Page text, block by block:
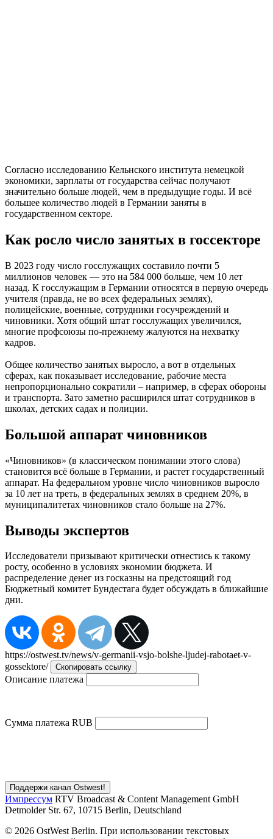
Согласно исследованию Кельнского института немецкой
экономики, зарплаты от государства сейчас получают
значительно больше людей, чем в предыдущие годы. И всё
большее количество людей в Германии заняты в
государственном секторе.
Как росло число занятых в госсекторе
В 2023 году число госслужащих составило почти 5
миллионов человек — это на 584 000 больше, чем 10 лет
назад. К госслужащим в Германии относятся в первую очередь
учителя (правда, не во всех федеральных землях),
полицейские, военные, сотрудники госучреждений и
чиновники. Хотя общий штат госслужащих увеличился,
многие профсоюзы по-прежнему жалуются на нехватку
кадров.
Общее количество занятых выросло, а вот в отдельных
сферах, как показывает исследование, рабочие места
непропорционально сократили – например, в сферах обороны
и транспорта. Зато заметно расширился штат сотрудников в
школах, детских садах и полиции.
Большой аппарат чиновников
«Чиновников» (в классическом понимании этого слова)
становится всё больше в Германии, и растет государственный
аппарат. На федеральном уровне число чиновников выросло
за 10 лет на треть, в федеральных землях в среднем 20%, в
муниципалитетах чиновников стало больше на 27%.
Выводы экспертов
Исследователи призывают критически отнестись к такому
росту, особенно в условиях экономии бюджета. И
распределение денег из госказны на предстоящий год
Бюджетный комитет Бундестага будет обсуждать в ближайшие
дни.
https://ostwest.tv/news/v-germanii-vsjo-bolshe-ljudej-rabotaet-v-
gossektore/
Скопировать ссылку
Описание платежа
Сумма платежа RUB
Импрессум RTV Broadcast & Content Management GmbH
Detmolder Str. 67, 10715 Berlin, Deutschland
© 2026 OstWest Berlin. При использовании текстовых